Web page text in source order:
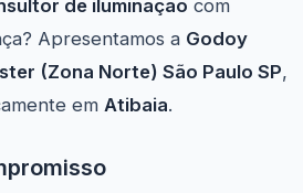
de iluminação com
Apresentamos a Godoy
(Zona Norte) São Paulo SP,
em Atibaia.